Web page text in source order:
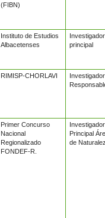
(FIBN)
Instituto de Estudios
Albacetenses
Investigador
principal
RIMISP-CHORLAVI
Investigador
Primer Concurso
Nacional
Regionalizado
FONDEF-R.
Investigador
Principal
de